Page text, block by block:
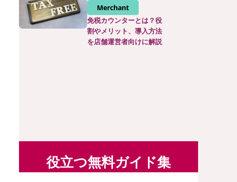
Merchant
免税カウンターとは？役
割やメリット、導入方法
を店舗運営者向けに解説
役立つ無料ガイド集